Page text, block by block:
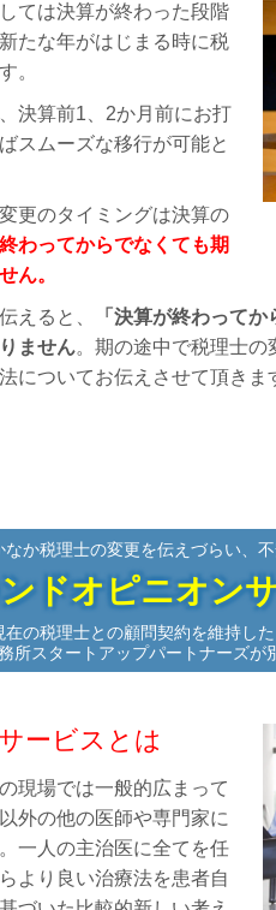
ては決算が終わった段階
たな年がはじまる時に税
。
決算前1、2か月前にお打
スムーズな移行が可能と
更のタイミングは決算の
わってからでなくても期
ん。
えると、
「決算が終わって
ません。期の途中で税理士の
についてお伝えさせて頂き
なか税理士の変更を伝えづらい、
ドオピニオン
在の税理士との顧問契約を維持し
所スタートアップパートナーズが
ービスとは
現場では一般的広まって
外の他の医師や専門家に
一人の主治医に全てを任
より良い治療法を患者自